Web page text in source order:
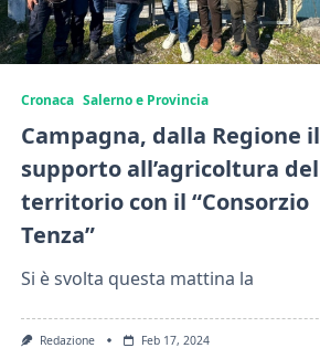
Cronaca Salerno e Provincia
Campagna, dalla Regione il
supporto all’agricoltura del
territorio con il “Consorzio
Tenza”
Si è svolta questa mattina la
Redazione Feb 17, 2024